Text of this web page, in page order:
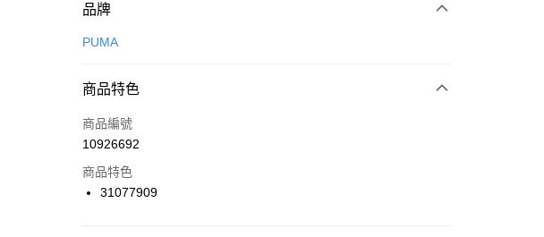
付款方式
信用卡一次付款
合作金庫商業銀行
華南商業銀行
上海商業儲蓄銀行
國泰世華商業銀行
LINE Pay
Apple Pay
品牌
PUMA
商品特色
商品編號
10926692
商品特色
31077909